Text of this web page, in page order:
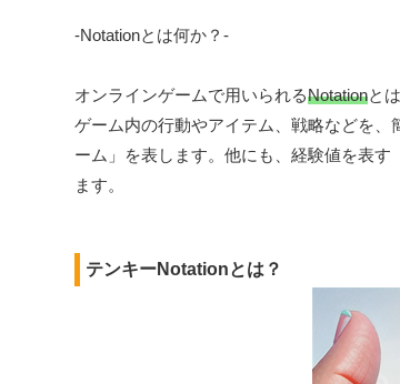
-Notationとは何か？-
オンラインゲームで用いられるNotationと
ゲーム内の行動やアイテム、戦略などを
ーム」を表します。他にも、経験値を表
ます。
テンキーNotationとは？